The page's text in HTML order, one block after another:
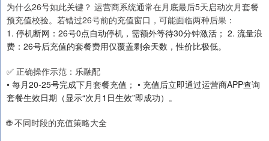
为什么26号如此关键？ 运营商系统通常在月底最后5天启动次月套餐
预充值校验。若错过26号前的充值窗口，可能面临两种后果：
1. 停机断网：26号0点自动停机，需额外等待30分钟激活； 2. 流量浪
费：26号后充值的套餐费用仅覆盖剩余天数，性价比极低。
✅ 正确操作示范：乐融配
• 每月20-25号完成下月套餐充值； • 充值后立即通过运营商APP查询
套餐生效日期（显示“次月1日生效”即成功）。
🌐 不同时段的充值策略大全